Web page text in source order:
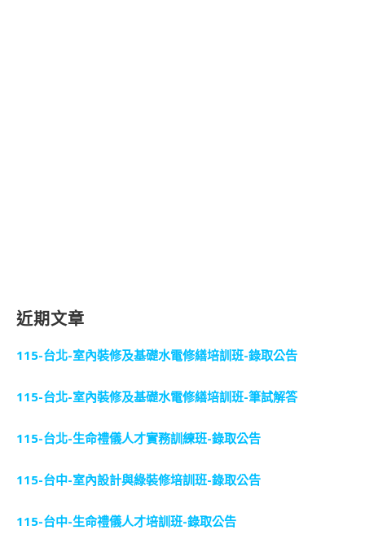
近期文章
115-台北-室內裝修及基礎水電修繕培訓班-錄取公告
115-台北-室內裝修及基礎水電修繕培訓班-筆試解答
115-台北-生命禮儀人才實務訓練班-錄取公告
115-台中-室內設計與綠裝修培訓班-錄取公告
115-台中-生命禮儀人才培訓班-錄取公告